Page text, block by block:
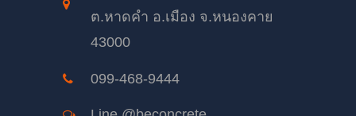
ต.หาดคำ อ.เมือง จ.หนองคาย
43000
099-468-9444